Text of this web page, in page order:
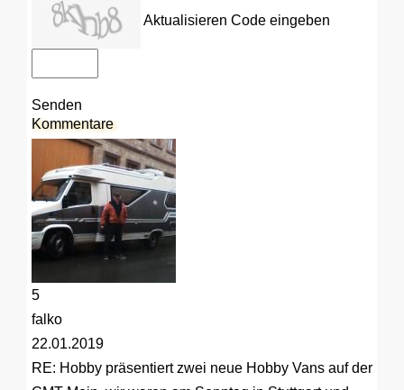
Aktualisieren Code eingeben
Senden
Kommentare
5
falko
22.01.2019
RE: Hobby präsentiert zwei neue Hobby Vans auf der